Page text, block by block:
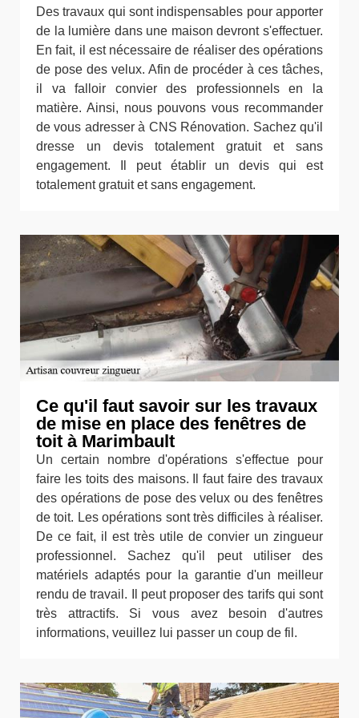
Des travaux qui sont indispensables pour apporter
de la lumière dans une maison devront s'effectuer.
En fait, il est nécessaire de réaliser des opérations
de pose des velux. Afin de procéder à ces tâches,
il va falloir convier des professionnels en la
matière. Ainsi, nous pouvons vous recommander
de vous adresser à CNS Rénovation. Sachez qu'il
dresse un devis totalement gratuit et sans
engagement. Il peut établir un devis qui est
totalement gratuit et sans engagement.
Ce qu'il faut savoir sur les travaux
de mise en place des fenêtres de
toit à Marimbault
Un certain nombre d'opérations s'effectue pour
faire les toits des maisons. Il faut faire des travaux
des opérations de pose des velux ou des fenêtres
de toit. Les opérations sont très difficiles à réaliser.
De ce fait, il est très utile de convier un zingueur
professionnel. Sachez qu'il peut utiliser des
matériels adaptés pour la garantie d'un meilleur
rendu de travail. Il peut proposer des tarifs qui sont
très attractifs. Si vous avez besoin d'autres
informations, veuillez lui passer un coup de fil.